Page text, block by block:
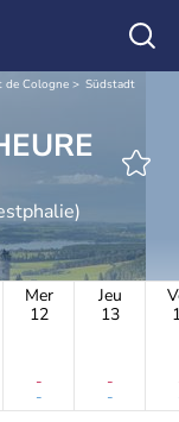
de Cologne Südstadt
Mer
12
-
-
Jeu
13
-
-